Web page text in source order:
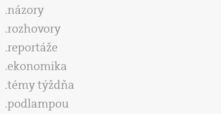
názory
rozhovory
reportáže
ekonomika
témy týždňa
podlampou